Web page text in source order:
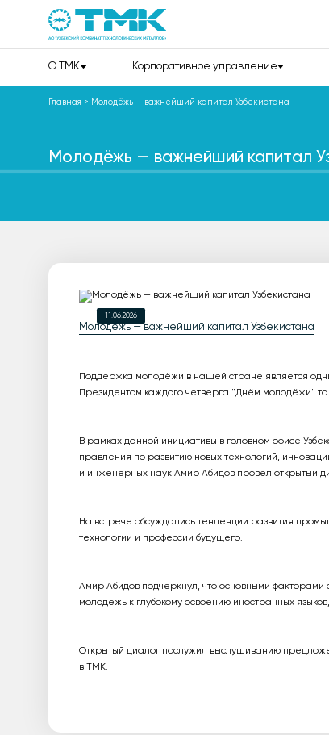
О TMK Корпоративное управление
Главная > Молодёжь — важнейший капитал Узбекистана
Молодёжь — важнейший капитал
11.06.2026
Молодёжь — важнейший капитал Узбекистана
Поддержка молодёжи в нашей стране является
Президентом каждого четверга "Днём молодёжи"
В рамках данной инициативы в головном офисе
правления по развитию новых технологий,
и инженерных наук Амир Абидов провёл открытый
На встрече обсуждались тенденции развития
технологии и профессии будущего.
Амир Абидов подчеркнул, что основными
молодёжь к глубокому освоению иностранных
Открытый диалог послужил выслушиванию
в ТМК.